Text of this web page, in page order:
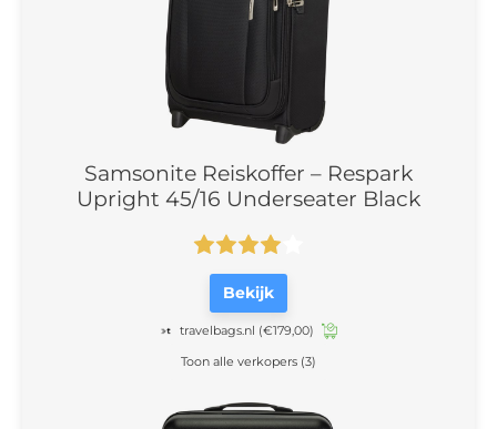
Samsonite Reiskoffer – Respark
Upright 45/16 Underseater Black
Bekijk
travelbags.nl (€179,00)
Toon alle verkopers (3)